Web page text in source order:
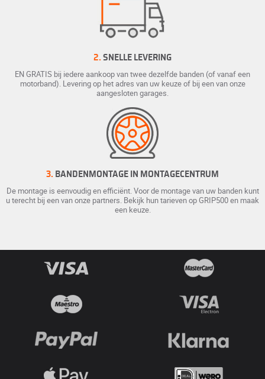
2. SNELLE LEVERING
EN GRATIS bij iedere aankoop van twee dezelfde banden (of vanaf een
motorband). Levering op het adres van uw keuze of bij een van onze
aangesloten garages.
3. BANDENMONTAGE IN MONTAGECENTRUM
De montage is eenvoudig en efficiënt. Voor de montage van uw banden kunt
u terecht bij een van onze partners. Bekijk hun tarieven op GRIP500 en maak
een keuze.